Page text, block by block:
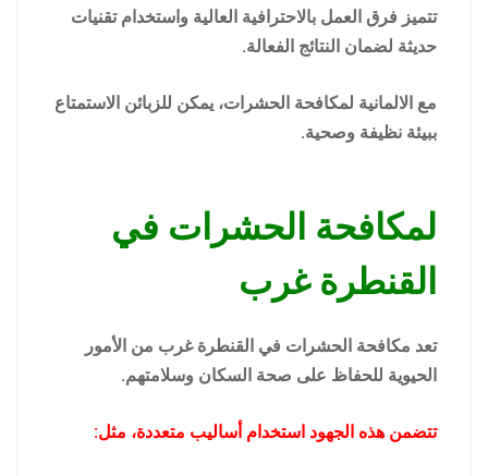
تتميز فرق العمل بالاحترافية العالية واستخدام تقنيات
حديثة لضمان النتائج الفعالة.
مع الالمانية لمكافحة الحشرات، يمكن للزبائن الاستمتاع
ببيئة نظيفة وصحية.
لمكافحة الحشرات في
القنطرة غرب
تعد مكافحة الحشرات في القنطرة غرب من الأمور
الحيوية للحفاظ على صحة السكان وسلامتهم.
تتضمن هذه الجهود استخدام أساليب متعددة، مثل: